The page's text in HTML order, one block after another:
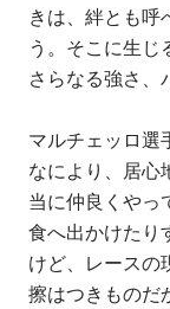
きは、絆とも呼
う。そこに生じ
さらなる強さ、
マルチェッロ選
なにより、居心
当に仲良くやっ
食へ出かけたり
けど、レースの
擦はつきものだ